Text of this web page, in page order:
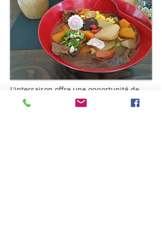
L'intersaison offre une opportunité de
préparer le corps aux exigences de la
saison à venir. Par exemple, se préparer